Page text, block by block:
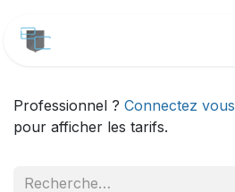
Professionnel ? Connectez vous
pour afficher les tarifs.